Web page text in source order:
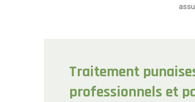
Traitement
professionnels et